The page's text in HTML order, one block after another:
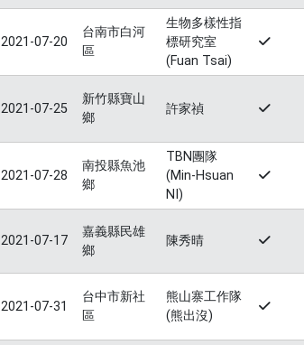
2021-07-20
台南市白河
區
生物多樣性指
標研究室
(Fuan Tsai)
2021-07-25
新竹縣寶山
鄉
許家禎
2021-07-28
南投縣魚池
鄉
TBN團隊
(Min-Hsuan
NI)
2021-07-17
嘉義縣民雄
鄉
陳秀晴
2021-07-31
台中市新社
區
熊山寨工作隊
(熊出沒)